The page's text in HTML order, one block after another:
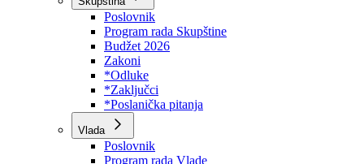
Dokumenti
Skupština
Poslovnik
Program rada Skupštine
Budžet 2026
Zakoni
*Odluke
*Zaključci
*Poslanička pitanja